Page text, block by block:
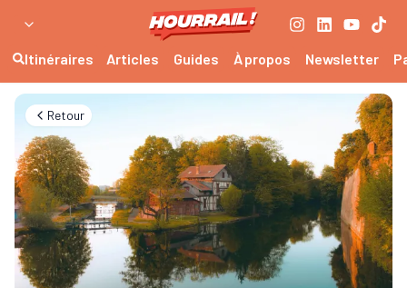
Itinéraires Articles Guides À propos Newsletter
Retour